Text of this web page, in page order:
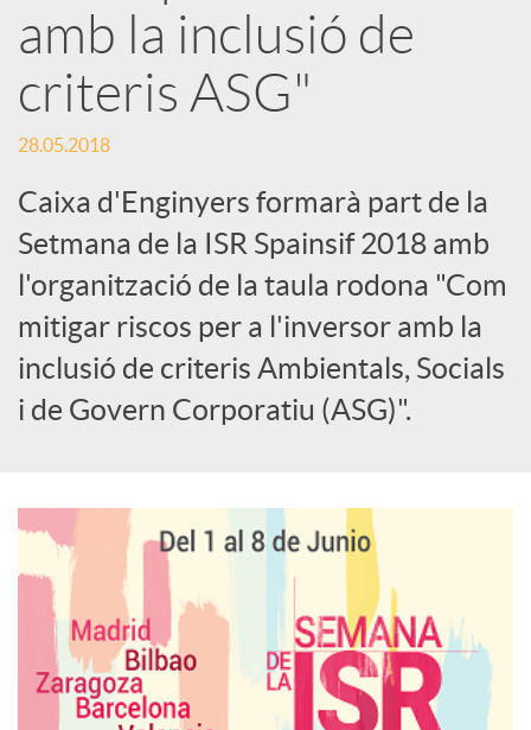
s
S
o
c
i
a
l
s
amb la inclusió de
criteris ASG"
28.05.2018
Caixa d'Enginyers formarà part de la
Setmana de la ISR Spainsif 2018 amb
l'organització de la taula rodona "Com
mitigar riscos per a l'inversor amb la
inclusió de criteris Ambientals, Socials
i de Govern Corporatiu (ASG)".